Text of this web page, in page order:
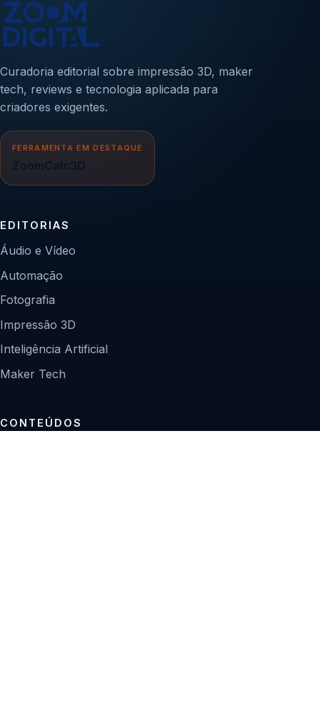
Curadoria editorial sobre impressão 3D, maker
tech, reviews e tecnologia aplicada para
criadores exigentes.
FERRAMENTA EM DESTAQUE
ZoomCalc3D
EDITORIAS
Áudio e Vídeo
Automação
Fotografia
Impressão 3D
Inteligência Artificial
Maker Tech
CONTEÚDOS